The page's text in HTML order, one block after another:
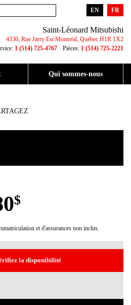
EN FR
Saint-Léonard Mitsubishi
4330, Rue Jarry Est Montréal, Québec H1R 1X2
1 (514) 725-4767 Pièces: 1 (514) 725-2221
Qui sommes-nous
$
et d'assurances non inclus.
la disponibilité